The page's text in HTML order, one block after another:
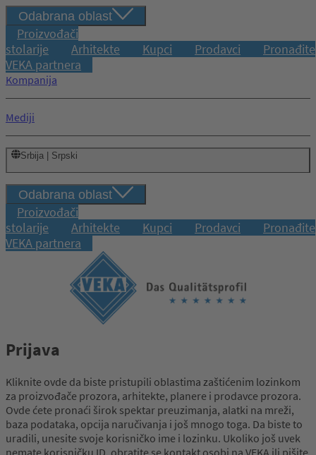
Odabrana oblast
Proizvođači
stolarije
Arhitekte Kupci Prodavci
Pronađite
VEKA partnera
Kompanija
Mediji
Srbija | Srpski
Odabrana oblast
Proizvođači
stolarije
Arhitekte Kupci Prodavci
Pronađite
VEKA partnera
Prijava
Kliknite ovde da biste pristupili oblastima zaštićenim lozinkom
za proizvođače prozora, arhitekte, planere i prodavce prozora.
Ovde ćete pronaći širok spektar preuzimanja, alatki na mreži,
baza podataka, opcija naručivanja i još mnogo toga. Da biste to
uradili, unesite svoje korisničko ime i lozinku. Ukoliko još uvek